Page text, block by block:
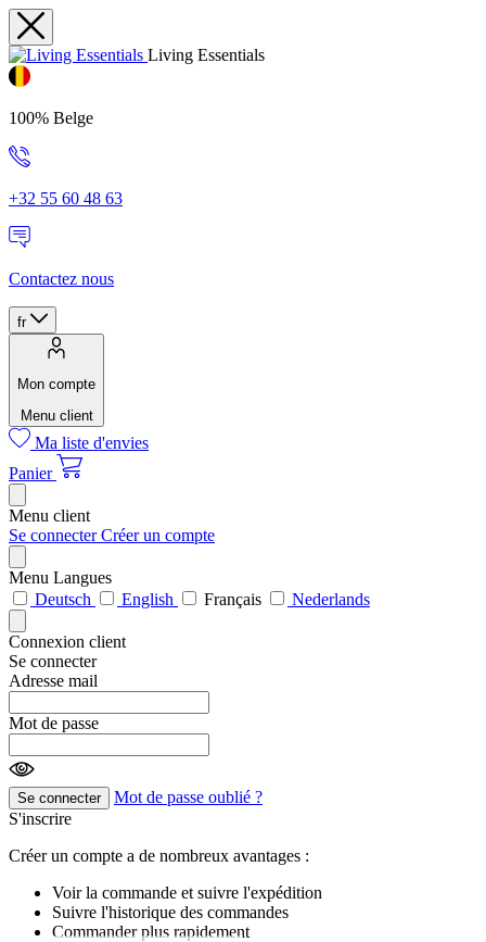
Living Essentials
100% Belge
+32 55 60 48 63
Contactez nous
fr
Mon compte
Menu client
Ma liste d'envies
Panier
Menu client
Se connecterCréer un compte
Menu Langues
Deutsch
English Français Nederlands
Connexion client
Se connecter
Adresse mail
Mot de passe
Se connecter
Mot de passe oublié ?
S'inscrire
Créer un compte a de nombreux avantages :
Voir la commande et suivre l'expédition
Suivre l'historique des commandes
Commander plus rapidement